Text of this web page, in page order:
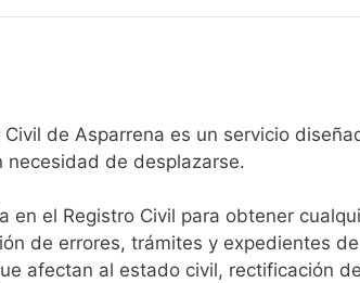
de Asparrena es un servicio
necesidad de desplazarse.​
en el Registro Civil para obtener
de errores, trámites y expedientes
afectan al estado civil, rectificación